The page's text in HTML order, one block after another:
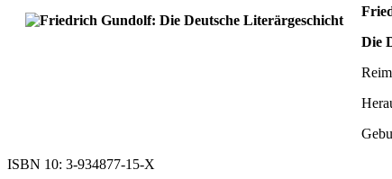
Die
ISBN 10: 3-934877-15-X